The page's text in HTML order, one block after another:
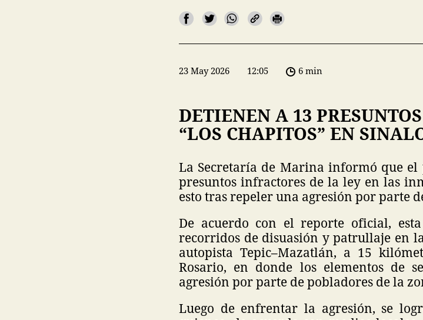
23 May 2026 12:05 6 min
DETIENEN A 13
“LOS CHAPITOS” EN
La Secretaría de Marina informó que el
presuntos infractores de la ley en las
esto tras repeler una agresión por parte
De acuerdo con el reporte oficial,
recorridos de disuasión y patrullaje en
autopista Tepic–Mazatlán, a 15
Rosario, en donde los elementos de
agresión por parte de pobladores de la
Luego de enfrentar la agresión, se